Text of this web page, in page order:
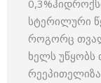
სტერილური
როგორც
ხელს უწყობს